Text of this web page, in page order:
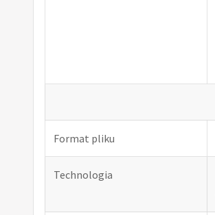
Format pliku
Technologia